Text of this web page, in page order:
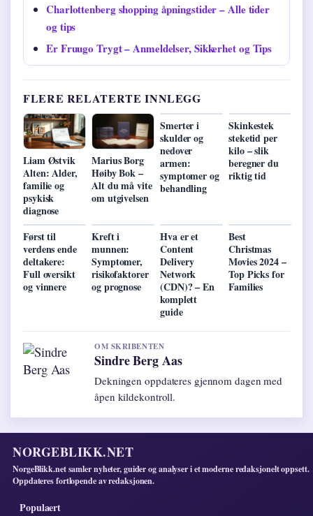
Charlottenberg shopping åpningstider – Alle tider
og tips
Er Fruugo Trygt – Anmeldelser, Sikkerhet og Tips
FLERE RELATERTE INNLEGG
Liam Østvik
Alten: Alder,
familie og
psykisk
diagnose
Marius Borg
Høiby Bok –
Alt du må vite
om utgivelsen
Smerter i
skulder og
nedover
armen:
symptomer og
behandling
Skinkestek
steketid per
kilo – slik
beregner du
riktig tid
Først til
verdens ende
deltakere:
Full oversikt
og vinnere
Kreft i
munnen:
Symptomer,
risikofaktorer
og prognose
Hva er et
Content
Delivery
Network
(CDN)? – En
komplett
guide
Best
Christmas
Movies 2024 –
Top Picks for
Families
OM SKRIBENTEN
Sindre Berg Aas
Dekningen oppdateres gjennom dagen med
åpen kildekontroll.
NORGEBLIKK.NET
NorgeBlikk.net samler nyheter, guider og analyser i et moderne redaksjonelt oppsett.
Oppdateres fortlopende av redaksjonen.
Populaert